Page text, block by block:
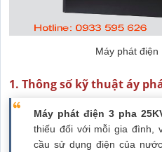
Máy phát điện
1. Thông số kỹ thuật áy
Máy phát điện 3 pha
thiếu đối với mỗi gia đình,
cầu sử dụng điện của